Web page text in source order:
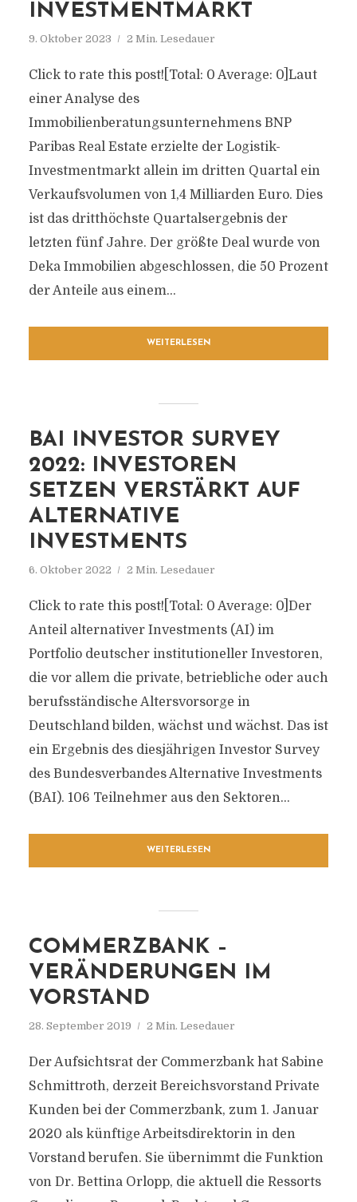
INVESTMENTMARKT
9. Oktober 2023 2 Min. Lesedauer
Click to rate this post![Total: 0 Average: 0]Laut
einer Analyse des
Immobilienberatungsunternehmens BNP
Paribas Real Estate erzielte der Logistik-
Investmentmarkt allein im dritten Quartal ein
Verkaufsvolumen von 1,4 Milliarden Euro. Dies
ist das dritthöchste Quartalsergebnis der
letzten fünf Jahre. Der größte Deal wurde von
Deka Immobilien abgeschlossen, die 50 Prozent
der Anteile aus einem...
WEITERLESEN
BAI INVESTOR SURVEY
2022: INVESTOREN
SETZEN VERSTÄRKT AUF
ALTERNATIVE
INVESTMENTS
6. Oktober 2022 2 Min. Lesedauer
Click to rate this post![Total: 0 Average: 0]Der
Anteil alternativer Investments (AI) im
Portfolio deutscher institutioneller Investoren,
die vor allem die private, betriebliche oder auch
berufsständische Altersvorsorge in
Deutschland bilden, wächst und wächst. Das ist
ein Ergebnis des diesjährigen Investor Survey
des Bundesverbandes Alternative Investments
(BAI). 106 Teilnehmer aus den Sektoren...
WEITERLESEN
COMMERZBANK –
VERÄNDERUNGEN IM
VORSTAND
28. September 2019 2 Min. Lesedauer
Der Aufsichtsrat der Commerzbank hat Sabine
Schmittroth, derzeit Bereichsvorstand Private
Kunden bei der Commerzbank, zum 1. Januar
2020 als künftige Arbeitsdirektorin in den
Vorstand berufen. Sie übernimmt die Funktion
von Dr. Bettina Orlopp, die aktuell die Ressorts